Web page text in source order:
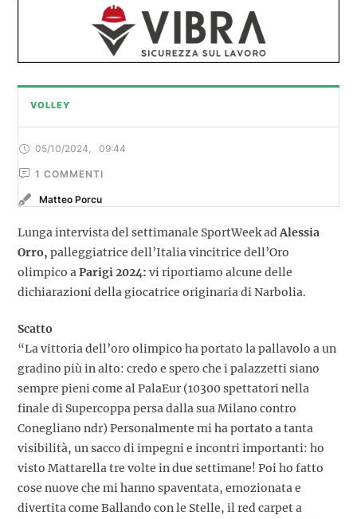
VOLLEY
05/10/2024 09:44
1 COMMENTI
Matteo Porcu
Lunga intervista del settimanale SportWeek adAlessia
Orro, palleggiatrice dell’Italia vincitrice dell’Oro
olimpico aParigi 2024: vi riportiamo alcune delle
dichiarazioni della giocatrice originaria di Narbolia.
Scatto
“La vittoria dell’oro olimpico ha portato la pallavolo a un
gradino più in alto: credo e spero che i palazzetti siano
sempre pieni come al PalaEur (10300 spettatori nella
finale di Supercoppa persa dalla sua Milano contro
Conegliano ndr) Personalmente mi ha portato a tanta
visibilità, un sacco di impegni e incontri importanti: ho
visto Mattarella tre volte in due settimane! Poi ho fatto
cose nuove che mi hanno spaventata, emozionata e
divertita come Ballando con le Stelle, il red carpet a